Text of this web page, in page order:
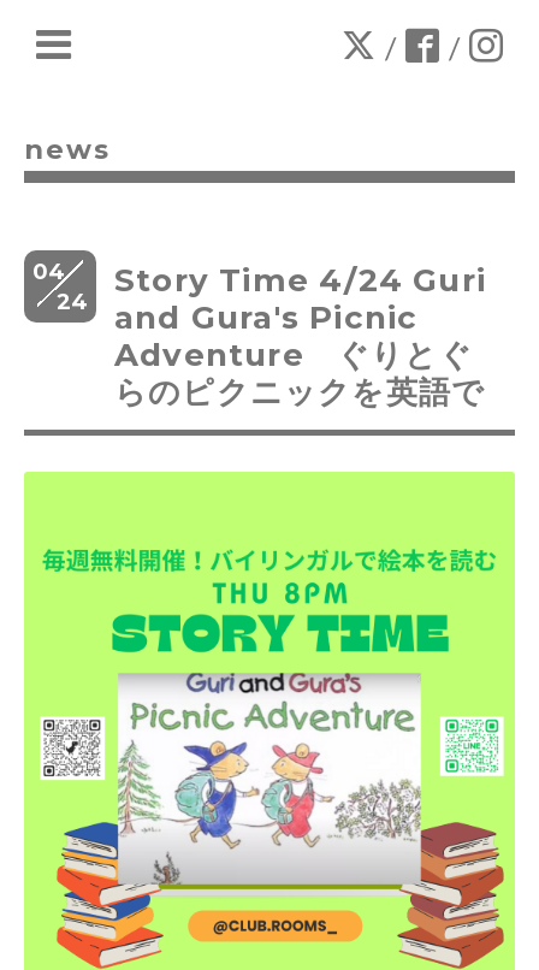
/ /
news
04
24
Story Time 4/24 Guri
and Gura's Picnic
Adventure ぐりとぐ
らのピクニックを英語で